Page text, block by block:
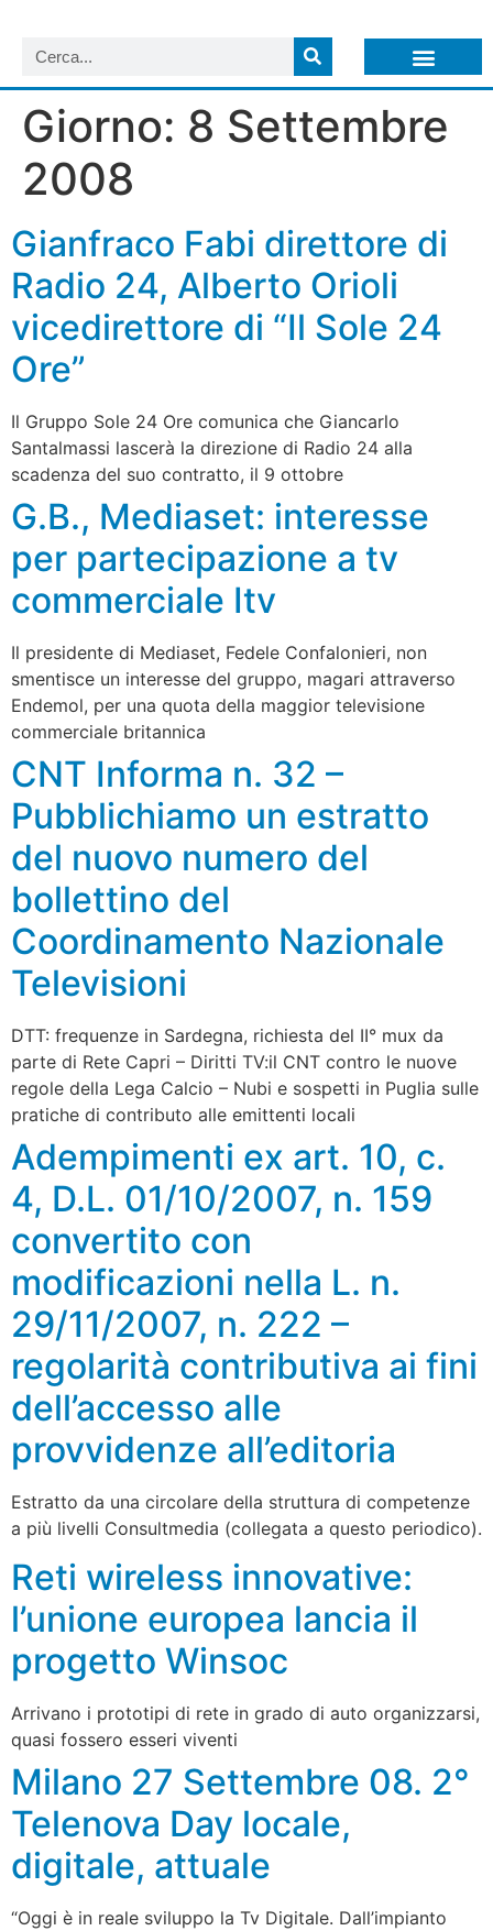
Giorno: 8 Settembre
2008
Gianfraco Fabi direttore di
Radio 24, Alberto Orioli
vicedirettore di “Il Sole 24
Ore”
Il Gruppo Sole 24 Ore comunica che Giancarlo
Santalmassi lascerà la direzione di Radio 24 alla
scadenza del suo contratto, il 9 ottobre
G.B., Mediaset: interesse
per partecipazione a tv
commerciale Itv
Il presidente di Mediaset, Fedele Confalonieri, non
smentisce un interesse del gruppo, magari attraverso
Endemol, per una quota della maggior televisione
commerciale britannica
CNT Informa n. 32 –
Pubblichiamo un estratto
del nuovo numero del
bollettino del
Coordinamento Nazionale
Televisioni
DTT: frequenze in Sardegna, richiesta del II° mux da
parte di Rete Capri – Diritti TV:il CNT contro le nuove
regole della Lega Calcio – Nubi e sospetti in Puglia sulle
pratiche di contributo alle emittenti locali
Adempimenti ex art. 10, c.
4, D.L. 01/10/2007, n. 159
convertito con
modificazioni nella L. n.
29/11/2007, n. 222 –
regolarità contributiva ai fini
dell’accesso alle
provvidenze all’editoria
Estratto da una circolare della struttura di competenze
a più livelli Consultmedia (collegata a questo periodico).
Reti wireless innovative:
l’unione europea lancia il
progetto Winsoc
Arrivano i prototipi di rete in grado di auto organizzarsi,
quasi fossero esseri viventi
Milano 27 Settembre 08. 2°
Telenova Day locale,
digitale, attuale
“Oggi è in reale sviluppo la Tv Digitale. Dall’impianto